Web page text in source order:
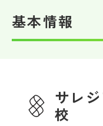
基本情報
サレ
校